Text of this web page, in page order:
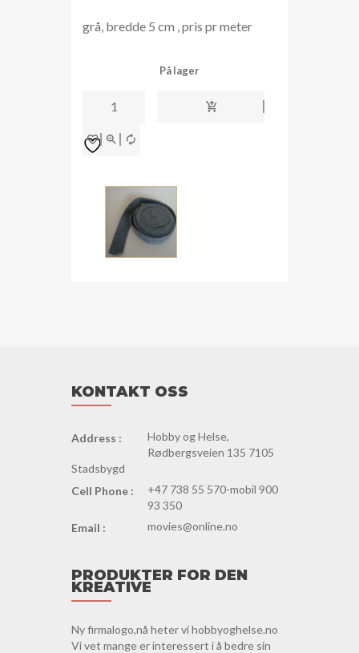
grå, bredde 5 cm , pris pr meter
På lager
tubestrikk
5cm
antall
KONTAKT OSS
Address :
Hobby og Helse,
Rødbergsveien 135 7105
Stadsbygd
Cell Phone :
+47 738 55 570-mobil 900
93 350
Email :
movies@online.no
PRODUKTER FOR DEN
KREATIVE
Ny firmalogo,nå heter vi hobbyoghelse.no
Vi vet mange er interessert i å bedre sin